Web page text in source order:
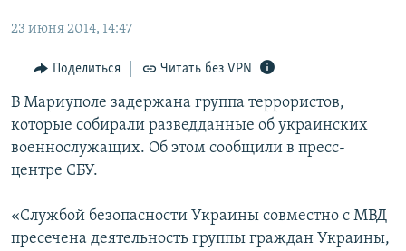
главной
Вернутся
поиску
11 ЛЕТ ОККУПАЦИИ КРЫМА. 11 ИСТОРИЙ СОПРОТИВЛЕНИЯ
ЕЩЕ
ИНТЕРАКТИВ
ИНФОГРАФИКА
ТЕЛЕПРОЕКТ КРЫМ.РЕАЛИИ
СОВЕТЫ ПРАВОЗАЩИТНИКОВ
ПОБЕДИТЕЛЕЙ НЕ СУДЯТ?
РАДІО СВОБОДА
КАК ОБОЙТИ БЛОКИРОВКУ
Українською
Qırımtatar
ПРИСОЕДИНЯЙТЕСЬ!
23 июня 2014, 14:47
Поделиться Читать без VPN
В Мариуполе задержана группа террористов,
которые собирали разведданные об украинских
военнослужащих. Об этом сообщили в пресс-
центре СБУ.
«Службой безопасности Украины совместно с МВД
пресечена деятельность группы граждан Украины,